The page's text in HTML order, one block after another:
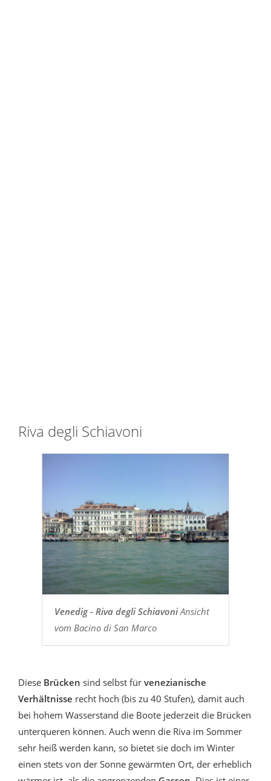
Riva degli Schiavoni
Venedig - Riva degli SchiavoniAnsicht
vom Bacino di San Marco
Diese Brücken sind selbst für venezianische
Verhältnisse recht hoch (bis zu 40 Stufen), damit auch
bei hohem Wasserstand die Boote jederzeit die Brücken
unterqueren können. Auch wenn die Riva im Sommer
sehr heiß werden kann, so bietet sie doch im Winter
einen stets von der Sonne gewärmten Ort, der erheblich